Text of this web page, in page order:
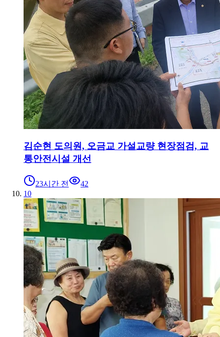
김순현 도의원, 오금교 가설교량 현장점검, 교
통안전시설 개선
23시간 전
42
10